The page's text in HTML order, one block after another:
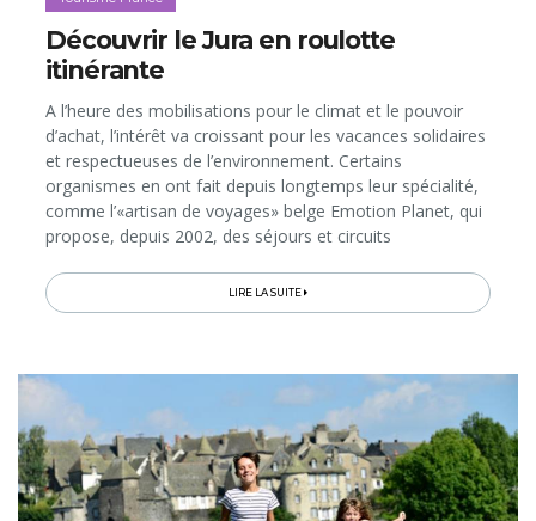
Découvrir le Jura en roulotte
itinérante
A l’heure des mobilisations pour le climat et le pouvoir
d’achat, l’intérêt va croissant pour les vacances solidaires
et respectueuses de l’environnement. Certains
organismes en ont fait depuis longtemps leur spécialité,
comme l’«artisan de voyages» belge Emotion Planet, qui
propose, depuis 2002, des séjours et circuits
aux quatre coins du globe. Ce samedi, nous vous offrons
l’une de ces expériences extra-ordinaires. Il s’agit de partir
dans la nature et à la rencontre des habitants.
LIRE LA SUITE